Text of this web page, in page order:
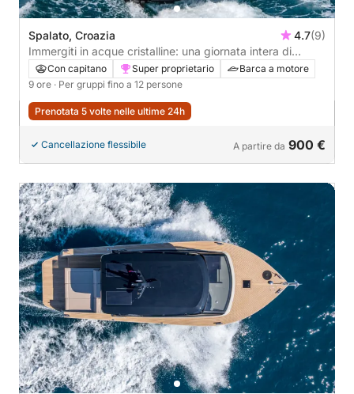
Spalato, Croazia 4.7(9)
Immergiti in acque cristalline: una giornata intera di
divertimento.
Con capitano Super proprietario
Barca a motore
9 ore · Per gruppi fino a 12 persone
Prenotata 5 volte nelle ultime 24h
Cancellazione flessibile A partire da 900 €